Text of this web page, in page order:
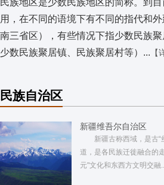
民族地区是少数民族地区的简称。到
用，在不同的语境下有不同的指代和
南三省区），有些情况下指少数民族
少数民族聚居镇、民族聚居村等）... 【
民族自治区
新疆维吾尔自治区
新疆古称西域，是古“
道，是各民族迁徙融合的
元"文化和东西方文明交融